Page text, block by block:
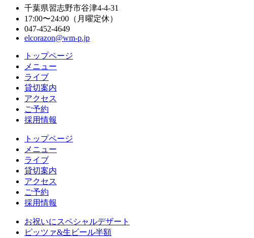
千葉県習志野市谷津4-4-31
17:00〜24:00（月曜定休）
047-452-4649
elcorazon@wm-p.jp
トップページ
メニュー
ライブ
貸切案内
アクセス
ご予約
採用情報
トップページ
メニュー
ライブ
貸切案内
アクセス
ご予約
採用情報
お祝いにスペシャルデザート
ピッツァ&生ビール半額